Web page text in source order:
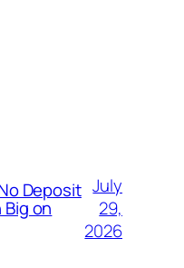
Deposit
on
July
29,
2026